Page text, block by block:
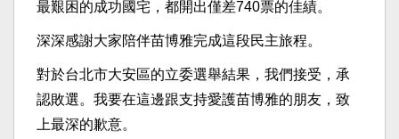
最艱困的成功國宅，都開出僅差740票的佳績。
深深感謝大家陪伴苗博雅完成這段民主旅程。
對於台北市大安區的立委選舉結果，我們接受，承
認敗選。我要在這邊跟支持愛護苗博雅的朋友，致
上最深的歉意。